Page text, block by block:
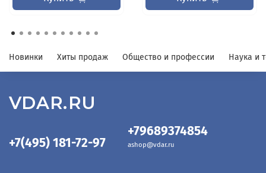
Новинки Хиты продаж Общество и профессии Наука и
+7(495) 181-72-97
+79689374854
ashop@vdar.ru
VDAR.RU